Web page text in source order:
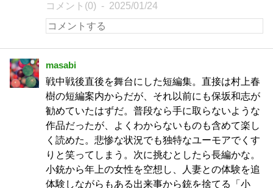
コメント(0) 2025/01/24
masabi
戦中戦後直後を舞台にした短編集。直接は村上春
樹の短編案内からだが、それ以前にも保坂和志が
勧めていたはずだ。普段なら手に取らないような
作品だったが、よくわからないものも含めて楽し
く読めた。悲惨な状況でも独特なユーモアでくす
りと笑ってしまう。次に挑むとしたら長編かな。
小銃から年上の女性を空想し、人妻との体験を追
体験しながらもある出来事から銃を捨てる「小